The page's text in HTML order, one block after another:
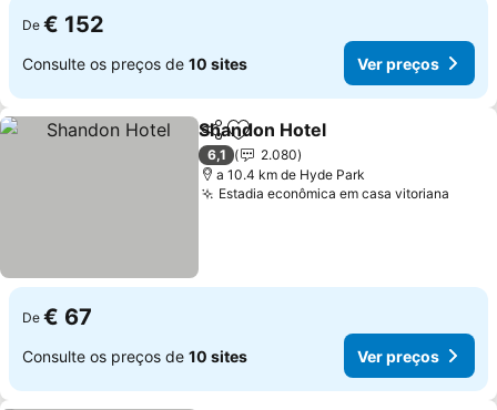
De € 152
Consulte os preços de 10 sites Ver preços
PartilharAdicionar aos favoritos
Shandon Hotel
6,1
2.080
a 10.4 km de Hyde Park
Estadia econômica em casa vitoriana
De € 67
Consulte os preços de 10 sites Ver preços